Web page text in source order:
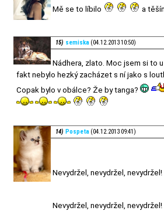
Mě se to líbilo a
15) semiska (04.12.2013 10:50)
Nádhera, zlato. Moc jsem si to
fakt nebylo hezký zacházet s ní jako s
Copak bylo v obálce? Že by tanga?
14) Pospeta (04.12.2013 09:41)
Nevydržel, nevydržel, nevydržel!
Nevydržel, nevydržel, nevydržel!